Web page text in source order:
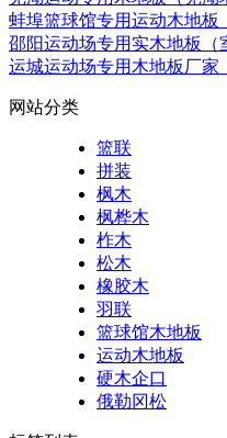
蚌埠篮球馆专用运动木地板
邵阳运动场专用实木地板（
运城运动场专用木地板厂家
网站分类
篮联
拼装
枫木
枫桦木
柞木
松木
橡胶木
羽联
篮球馆木地板
运动木地板
硬木企口
俄勒冈松